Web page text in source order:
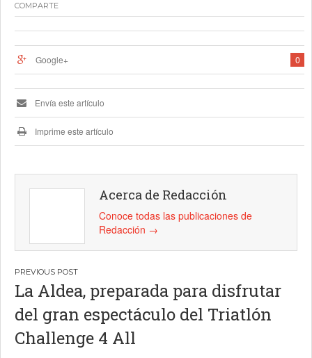
COMPARTE
0
Google+
Envía este artículo
Imprime este artículo
Acerca de Redacción
Conoce todas las publicaciones de
Redacción →
Navegación
de
entradas
La Aldea, preparada para disfrutar
del gran espectáculo del Triatlón
Challenge 4 All